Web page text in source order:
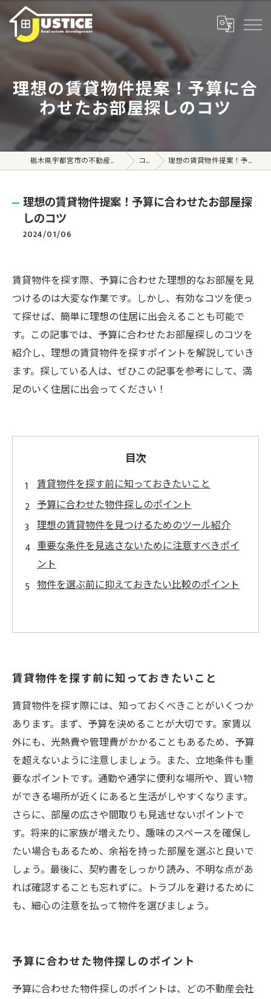
理想の賃貸物件提案！予算に合
わせたお部屋探しのコツ
栃木県宇都宮市の不動産売買なら株式会社ジャスティス コラム 理想の賃貸物件提案！予算に合わせたお部屋探しのコツ
理想の賃貸物件提案！予算に合わせたお部屋探
しのコツ
2024/01/06
賃貸物件を探す際、予算に合わせた理想的なお部屋を見
つけるのは大変な作業です。しかし、有効なコツを使っ
て探せば、簡単に理想の住居に出会えることも可能で
す。この記事では、予算に合わせたお部屋探しのコツを
紹介し、理想の賃貸物件を探すポイントを解説していき
ます。探している人は、ぜひこの記事を参考にして、満
足のいく住居に出会ってください！
目次
賃貸物件を探す前に知っておきたいこと
予算に合わせた物件探しのポイント
理想の賃貸物件を見つけるためのツール紹介
重要な条件を見逃さないために注意すべきポイ
ント
物件を選ぶ前に抑えておきたい比較のポイント
賃貸物件を探す前に知っておきたいこと
賃貸物件を探す際には、知っておくべきことがいくつか
あります。まず、予算を決めることが大切です。家賃以
外にも、光熱費や管理費がかかることもあるため、予算
を超えないように注意しましょう。また、立地条件も重
要なポイントです。通勤や通学に便利な場所や、買い物
ができる場所が近くにあると生活がしやすくなります。
さらに、部屋の広さや間取りも見逃せないポイントで
す。将来的に家族が増えたり、趣味のスペースを確保し
たい場合もあるため、余裕を持った部屋を選ぶと良いで
しょう。最後に、契約書をしっかり読み、不明な点があ
れば確認することも忘れずに。トラブルを避けるために
も、細心の注意を払って物件を選びましょう。
予算に合わせた物件探しのポイント
予算に合わせた物件探しのポイントは、どの不動産会社